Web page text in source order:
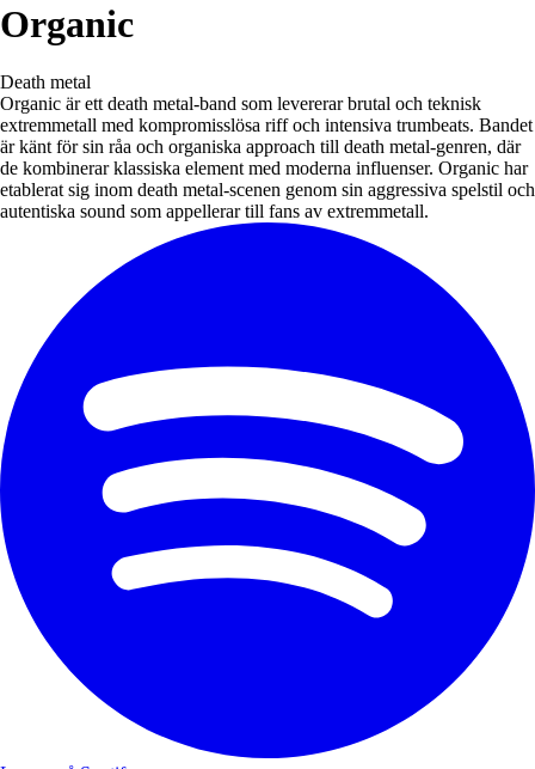
Organic
Death metal
Organic är ett death metal-band som levererar brutal och teknisk
extremmetall med kompromisslösa riff och intensiva trumbeats. Bandet
är känt för sin råa och organiska approach till death metal-genren, där
de kombinerar klassiska element med moderna influenser. Organic har
etablerat sig inom death metal-scenen genom sin aggressiva spelstil och
autentiska sound som appellerar till fans av extremmetall.